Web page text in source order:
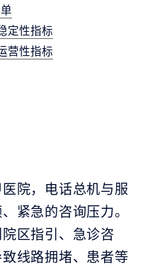
定性指标
营性指标
院，电话总机与服
紧急的咨询压力。
区指引、急诊咨
线路拥堵、患者等